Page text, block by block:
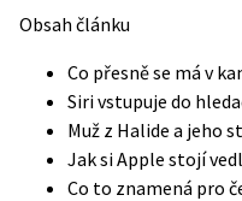
Obsah článku
Co přesně se má v
Siri vstupuje do
Muž z Halide a jeho
Jak si Apple stojí
Co to znamená pro